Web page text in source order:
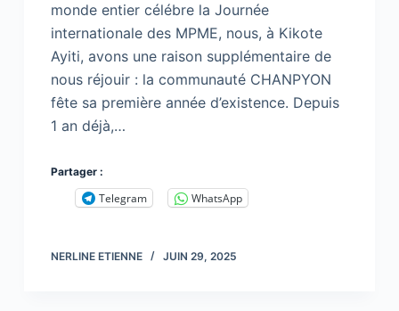
monde entier célébre la Journée
internationale des MPME, nous, à Kikote
Ayiti, avons une raison supplémentaire de
nous réjouir : la communauté CHANPYON
fête sa première année d’existence. Depuis
1 an déjà,…
Partager :
Telegram WhatsApp
NERLINE ETIENNE JUIN 29, 2025